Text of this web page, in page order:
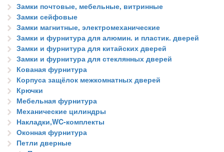
Замки почтовые, мебельные, витринные
Замки сейфовые
Замки магнитные, электромеханические
Замки и фурнитура для алюмин. и пластик. дверей
Замки и фурнитура для китайских дверей
Замки и фурнитура для стеклянных дверей
Кованая фурнитура
Корпуса защёлок межкомнатных дверей
Крючки
Мебельная фурнитура
Механические цилиндры
Накладки,WC-комплекты
Оконная фурнитура
Петли дверные